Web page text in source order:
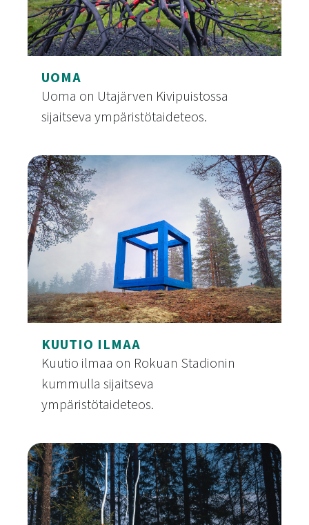
UOMA
Uoma on Utajärven Kivipuistossa
sijaitseva ympäristötaideteos.
Uoma
KUUTIO ILMAA
Kuutio ilmaa on Rokuan Stadionin
kummulla sijaitseva
ympäristötaideteos.
Kuutio ilmaa